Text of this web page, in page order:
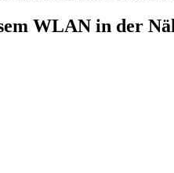
WLAN in der